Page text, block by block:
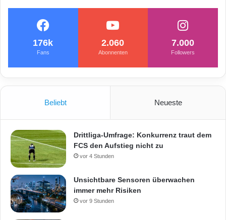
176k
Fans
2.060
Abonnenten
7.000
Followers
Beliebt Neueste
Drittliga-Umfrage: Konkurrenz traut dem
FCS den Aufstieg nicht zu
vor 4 Stunden
Unsichtbare Sensoren überwachen
immer mehr Risiken
vor 9 Stunden